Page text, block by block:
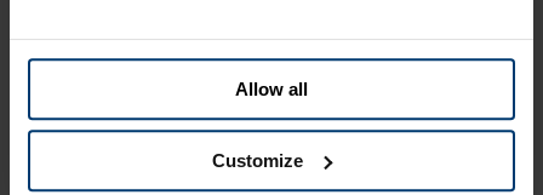
Allow all
Customize